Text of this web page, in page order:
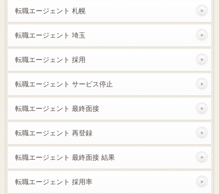
転職エージェント 札幌
転職エージェント 埼玉
転職エージェント 採用
転職エージェント サービス停止
転職エージェント 最終面接
転職エージェント 再登録
転職エージェント 最終面接 結果
転職エージェント 採用率